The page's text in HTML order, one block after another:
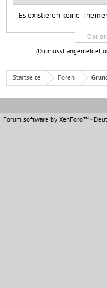
Es existieren keine
(Du musst angemeldet
Startseite Foren
Forum software by XenForo™-